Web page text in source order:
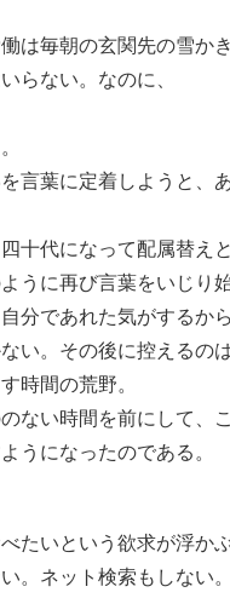
は毎朝の玄関先の雪か
らない。なのに、
言葉に定着しようと、
十代になって配属替え
うに再び言葉をいじり
分であれた気がするか
い。その後に控えるの
時間の荒野。
ない時間を前にして、
うになったのである。
たいという欲求が浮か
。ネット検索もしない